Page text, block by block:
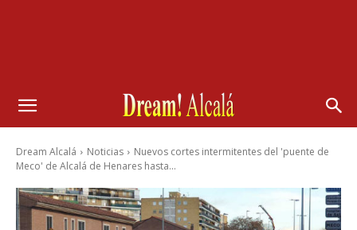
Dream Alcalá Noticias
Nuevos cortes intermitentes del 'puente de
Meco' de Alcalá de Henares hasta...